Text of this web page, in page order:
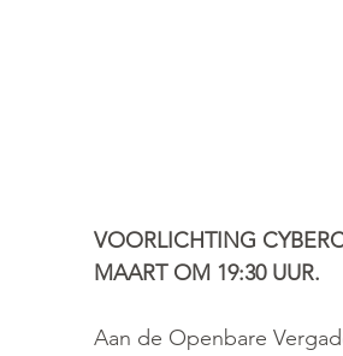
VOORLICHTING
MAART OM 19:30 UUR.
Aan de Openbare